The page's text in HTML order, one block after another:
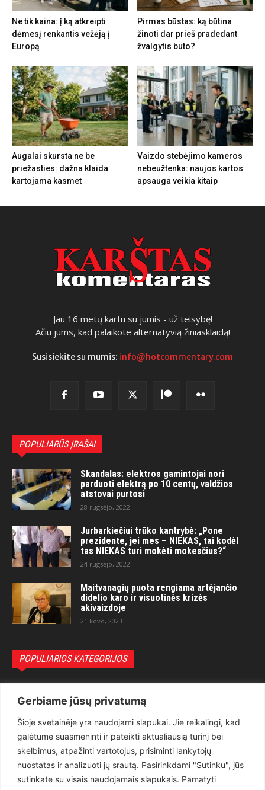
Gerbiame jūsų privatumą
Šioje svetainėje yra naudojami slapukai. Jie reikalingi, kad
galėtume suasmeninti ir pateikti aktualiausią turinį bei
skelbimus, atpažinti vartotojus, prisiminti lankytojų
nuostatas ir analizuoti jų srautą. Pasirinkdami "Sutinku", jūs
sutinkate su visais naudojamais slapukais. Pamatyti
Ne tik kaina: į ką atkreipti
dėmesį renkantis vežėją į
Europą
Pirmas būstas: ką būtina
žinoti dar prieš pradedant
žvalgytis buto?
Augalai skursta ne be
priežasties: dažna klaida
kartojama kasmet
Vaizdo stebėjimo kameros
nebeužtenka: naujos kartos
apsauga veikia kitaip
Jau 16 metų kartu su jumis - už teisybę!
Ačiū jums, kad palaikote alternatyvią žiniasklaidą!
Susisiekite su mumis: info@hotcommentary.com
POPULIARŪS ĮRAŠAI
Skandalas: elektros gamintojai nori
parduoti elektrą po 10 centų, valdžios
atstovai purtosi
28 rugsėjo, 2022
Jurbarkiečiui trūko kantrybė: „Pone
prezidente, jei mes – NIEKAS, tai kodėl
tas NIEKAS turi mokėti mokesčius?“
24 rugsėjo, 2022
Maitvanagių puota rengiama artėjančio
didelio karo ir visuotinės krizės
akivaizdoje
21 kovo, 2023
POPULIARIOS KATEGORIJOS
Teisėsauga
1497
Aktualu
Lietuva
619
Pasaulis